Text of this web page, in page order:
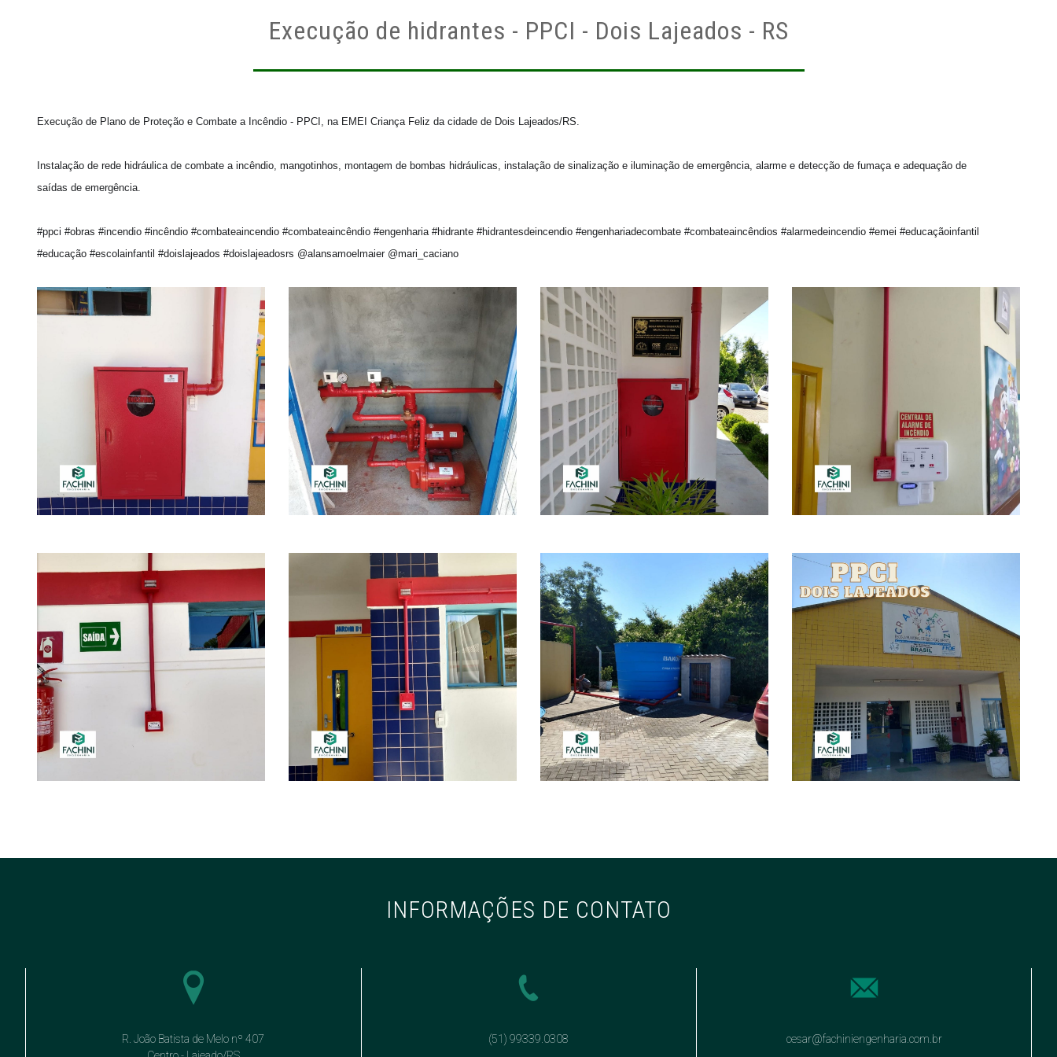
Execução de hidrantes - PPCI - Dois Lajeados - RS
Execução de Plano de Proteção e Combate a Incêndio - PPCI, na EMEI Criança Feliz da cidade de Dois Lajeados/RS.
Instalação de rede hidráulica de combate a incêndio, mangotinhos, montagem de bombas hidráulicas, instalação de sinalização e iluminação de emergência, alarme e detecção de fumaça e adequação de
saídas de emergência.
#ppci #obras #incendio #incêndio #combateaincendio #combateaincêndio #engenharia #hidrante #hidrantesdeincendio #engenhariadecombate #combateaincêndios #alarmedeincendio #emei #educaçãoinfantil
#educação #escolainfantil #doislajeados #doislajeadosrs @alansamoelmaier @mari_caciano
INFORMAÇÕES DE CONTATO
R. João Batista de Melo nº 407
(51) 99339.0308 cesar@fachiniengenharia.com.br